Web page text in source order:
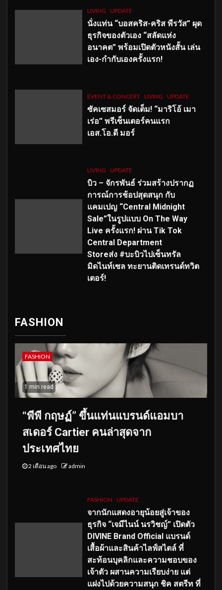
LIVING UPDATE
นั่งแท่น “บอสคริส-คริส พีรวัส” ผุด
ธุรกิจของตัวเอง “สลัดแห่ง
อนาคต” พร้อมเปิดตัวหนังสั้น เล่น
เอง-กำกับเองครั้งแรก!
EVENT & CONCERT LIVING UPDATE
ซัคเซสมอร์ จัดเต็ม! “มาริโอ้ เมา
เร่อ” พรีเซ็นเตอร์คนแรก
เอส.โอ.ดี มอร์
LIVING UPDATE
บิว – จักรพันธ์ ร่วมสร้างปรากฏ
การณ์การช้อปสุดสนุก กับ
แคมเปญ “Central Midnight
Sale”ในรูปแบบ On The Way
Live ครั้งแรก! ผ่าน Tik Tok
Central Department
Storeส่ง #บะบิวไปเซ็นทรัล
มิดไนท์เซล ทะยานติดเทรนด์ทวิต
เตอร์!
FASHION
FASHION
1 min read
“พีพี กฤษฏ์” ขึ้นแท่นแบรนด์แอมบา
สเดอร์ Cartier คนล่าสุดจาก
ประเทศไทย
2 เดือน ago admin
FASHION UPDATE
จากนักแสดงอายุน้อยสู่เจ้าของ
ธุรกิจ “เจมีไนน์ นรวิชญ์” เปิดตัว
DIVINE Brand Official แบรนด์
เสื้อผ้าและสินค้าไลฟ์สไตล์ ที่
สะท้อนบุคลิกและความชอบของ
เจ้าตัว ผสานความเรียบง่าย แต่
แฝงไปด้วยความสนุก ชิค สตรีท ที่